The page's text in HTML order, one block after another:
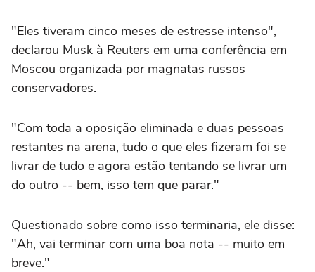
"Eles tiveram cinco meses de estresse intenso",
declarou Musk à Reuters em uma conferência em
Moscou organizada por magnatas russos
conservadores.
"Com toda a oposição eliminada e duas pessoas
restantes na arena, tudo o que eles fizeram foi se
livrar de tudo e agora estão tentando se livrar um
do outro -- bem, isso tem que parar."
Questionado sobre como isso terminaria, ele disse:
"Ah, vai terminar com uma boa nota -- muito em
breve."